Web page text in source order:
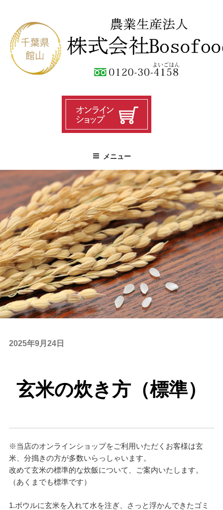
メニュー
投
2025年9月24日
玄米の炊き方（標準）
※当店のオンラインショップをご利用いただくお客様は玄
米、分搗きの方が多数いらっしゃいます。
改めて玄米の標準的な炊飯について、ご案内いたします。
（あくまでも標準です）
1.ボウルに玄米を入れて水を注ぎ、さっと浮かんできたゴミ